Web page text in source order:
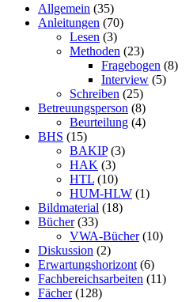
Allgemein (35)
Anleitungen (70)
Lesen (3)
Methoden (23)
Fragebogen (8)
Interview (5)
Schreiben (25)
Betreuungsperson (8)
Beurteilung (4)
BHS (15)
BAKIP(3)
HAK (3)
HTL (10)
HUM-HLW (1)
Bildmaterial (18)
Bücher(33)
VWA-Bücher(10)
Diskussion (2)
Erwartungshorizont (6)
Fachbereichsarbeiten (11)
Fächer(128)